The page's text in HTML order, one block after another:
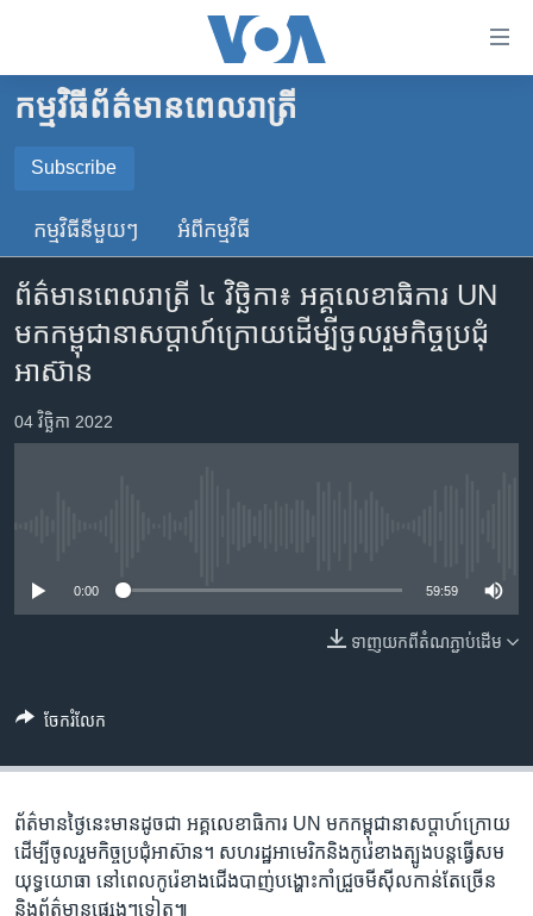
គេហទំព័រ​
ទាក់ទង
រំលង​
ទំព័រ​
ព័ត៌មាន​​
តែ​
ម្តង
និង​
រំលង​
កាន់​
ស្វែង​
កម្ពុជា
អន្តរជាតិ
ចិន
ហេឡូវីអូអេ
កម្ពុជាច្នៃប្រតិដ្ឋ
ព្រឹត្តិការណ៍ព័ត៌មាន
ទូរទស្សន៍ / វីដេអូ​
កម្មវិធី​ព័ត៌មាន​ពេលរាត្រី
Subscribe
SUBSCRIBE
YouTube Music
Spotify
កម្មវិធី​នីមួយៗ អំពី​កម្មវិធី​
ព័ត៌មាន​ពេល​រាត្រី ៤ វិច្ឆិកា៖ អគ្គលេខាធិការ​ UN​
មក​កម្ពុជា​នា​សប្តាហ៍​ក្រោយ​ដើម្បី​ចូល​រួម​កិច្ច​ប្រជុំ​
អាស៊ាន
04 វិច្ឆិកា 2022
0:00 59:59
ទាញ​យក​ពី​តំណភ្ជាប់​ដើម
ចែករំលែក
ព័ត៌មាន​ថ្ងៃនេះ​មានដូចជា អគ្គលេខាធិការ​ UN​ មក​កម្ពុជា​នា​សប្តាហ៍​ក្រោយ​
ដើម្បី​ចូល​រួម​កិច្ច​ប្រជុំ​អាស៊ាន។ សហរដ្ឋ​អាមេរិក​និង​កូរ៉េ​ខាង​ត្បូង​បន្ត​ធ្វើ​សម
យុទ្ធយោធា​ នៅពេល​កូរ៉េ​ខាង​ជើង​បាញ់​បង្ហោះ​កាំជ្រួច​មីស៊ីល​កាន់តែ​ច្រើន
និង​ព័ត៌មាន​ផ្សេងៗទៀត៕